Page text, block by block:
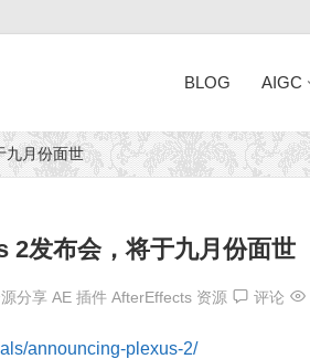
BLOG AIGC
九月份面世
2发布会，将于九月份面世
分享 AE 插件 AfterEffects 资源 评论
announcing-plexus-2/